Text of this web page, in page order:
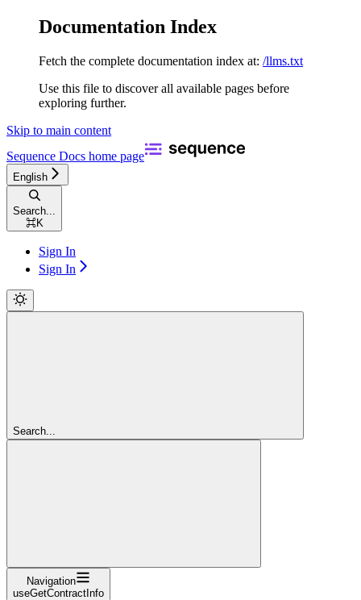
Documentation Index
Fetch the complete documentation index at: /llms.txt
Use this file to discover all available pages before
exploring further.
Skip to main content
Sequence Docs home page
English
Search...
⌘K
Sign In
Sign In
Search...
Navigation
useGetContractInfo